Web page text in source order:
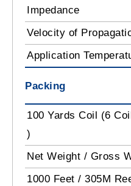
Impedance
Velocity of
Application
Packing
100 Yards Coil (6
)
Net Weight / Gross
1000 Feet / 305M